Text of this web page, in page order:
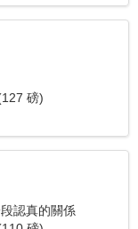
磅)
認真的關係